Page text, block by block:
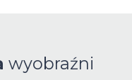
wyobraźni